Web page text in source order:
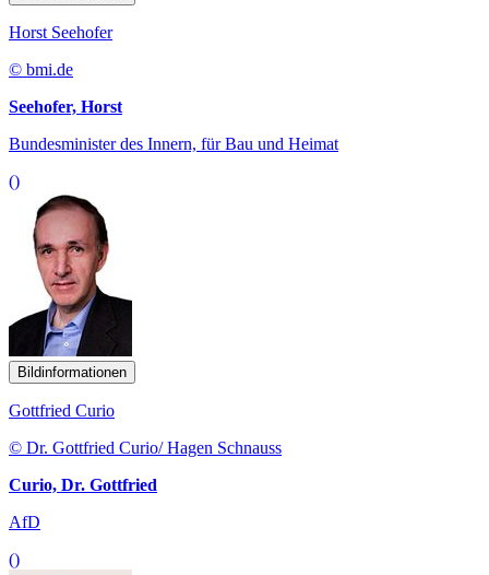
Horst Seehofer
© bmi.de
Seehofer, Horst
Bundesminister des Innern, für Bau und Heimat
()
Bildinformationen
Gottfried Curio
© Dr. Gottfried Curio/ Hagen Schnauss
Curio, Dr. Gottfried
AfD
()